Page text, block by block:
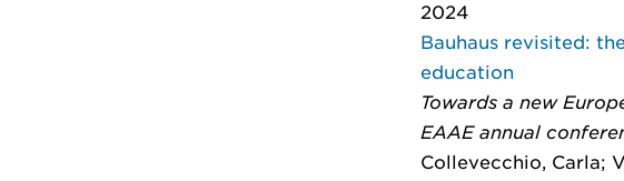
2024
Bauhaus revisited:
education
Towards a new
EAAE annual
Collevecchio, Carla;